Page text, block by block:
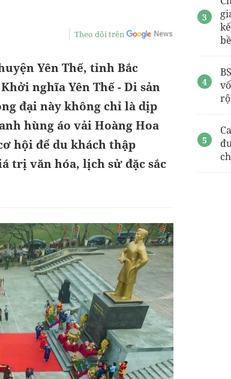
Theo dõi trên
Yên Thế, tỉnh Bắc
nghĩa Yên Thế - Di sản
đại này không chỉ là dịp
hùng áo vải Hoàng Hoa
hội để du khách thập
trị văn hóa, lịch sử đặc sắc